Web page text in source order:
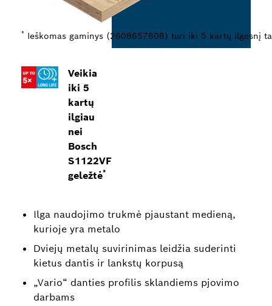
Veikia
iki 5
kartų
ilgiau
nei
Bosch
S1122VF
geležtė*
Ilga naudojimo trukmė pjaustant medieną,
kurioje yra metalo
Dviejų metalų suvirinimas leidžia suderinti
kietus dantis ir lankstų korpusą
„Vario“ danties profilis sklandiems pjovimo
darbams
* Ieškomas gaminys (2608657608) turi iki 5 kartų ilgesnį